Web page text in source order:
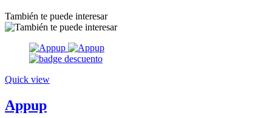
También te puede interesar
Quick view
Appup